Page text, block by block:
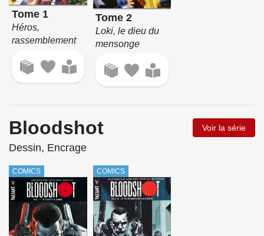
Tome 1
Héros,
rassemblement
Tome 2
Loki, le dieu du
mensonge
Bloodshot Voir la série
Dessin, Encrage
COMICS COMICS